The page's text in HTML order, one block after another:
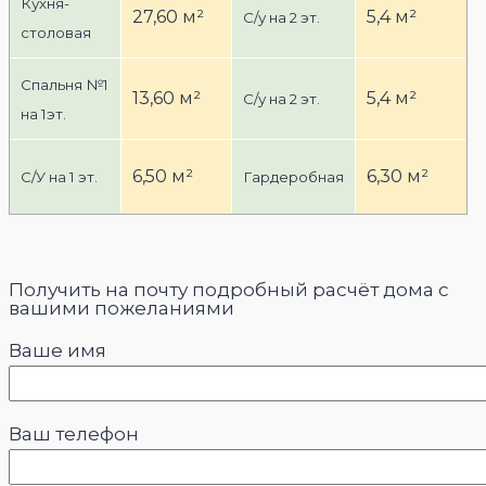
столовая
27,60 м² С/у на 2 эт. 5,4 м²
Спальня №1
на 1эт.
13,60 м² С/у на 2 эт. 5,4 м²
С/У на 1 эт. 6,50 м² Гардеробная 6,30 м²
Получить на почту подробный расчёт дома с
вашими пожеланиями
Ваше имя
Ваш телефон